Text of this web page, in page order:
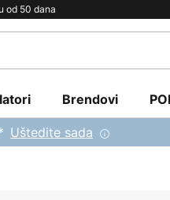
od 50 dana
Brendovi
Uštedite sada